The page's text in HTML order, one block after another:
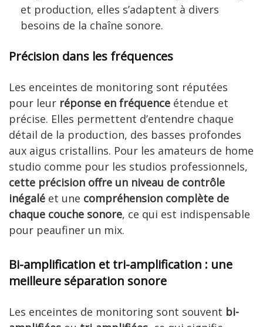
et production, elles s’adaptent à divers
besoins de la chaîne sonore.
Précision dans les fréquences
Les enceintes de monitoring sont réputées
pour leur réponse en fréquence étendue et
précise. Elles permettent d’entendre chaque
détail de la production, des basses profondes
aux aigus cristallins. Pour les amateurs de home
studio comme pour les studios professionnels,
cette précision offre un niveau de contrôle
inégalé et une compréhension complète de
chaque couche sonore, ce qui est indispensable
pour peaufiner un mix.
Bi-amplification et tri-amplification : une
meilleure séparation sonore
Les enceintes de monitoring sont souvent bi-